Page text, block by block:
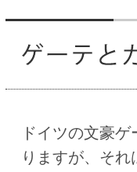
ドイツの文豪
りますが、そ